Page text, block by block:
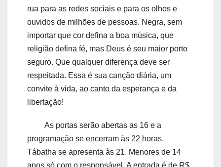
rua para as redes sociais e para os olhos e
ouvidos de milhões de pessoas. Negra, sem
importar que cor defina a boa música, que
religião defina fé, mas Deus é seu maior porto
seguro. Que qualquer diferença deve ser
respeitada. Essa é sua canção diária, um
convite à vida, ao canto da esperança e da
libertação!
As portas serão abertas as 16 e a
programação se encerram às 22 horas.
Tábatha se apresenta às 21. Menores de 14
anos só com o responsável. A entrada é de R$